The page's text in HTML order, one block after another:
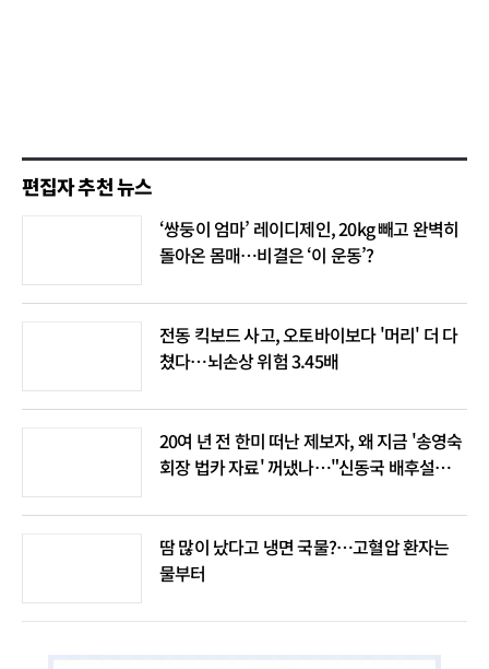
편집자 추천 뉴스
‘쌍둥이 엄마’ 레이디제인, 20kg 빼고 완벽히
돌아온 몸매…비결은 ‘이 운동’?
전동 킥보드 사고, 오토바이보다 '머리' 더 다
쳤다…뇌손상 위험 3.45배
20여 년 전 한미 떠난 제보자, 왜 지금 '송영숙
회장 법카 자료' 꺼냈나…"신동국 배후설은
땀 많이 났다고 냉면 국물?…고혈압 환자는
물부터